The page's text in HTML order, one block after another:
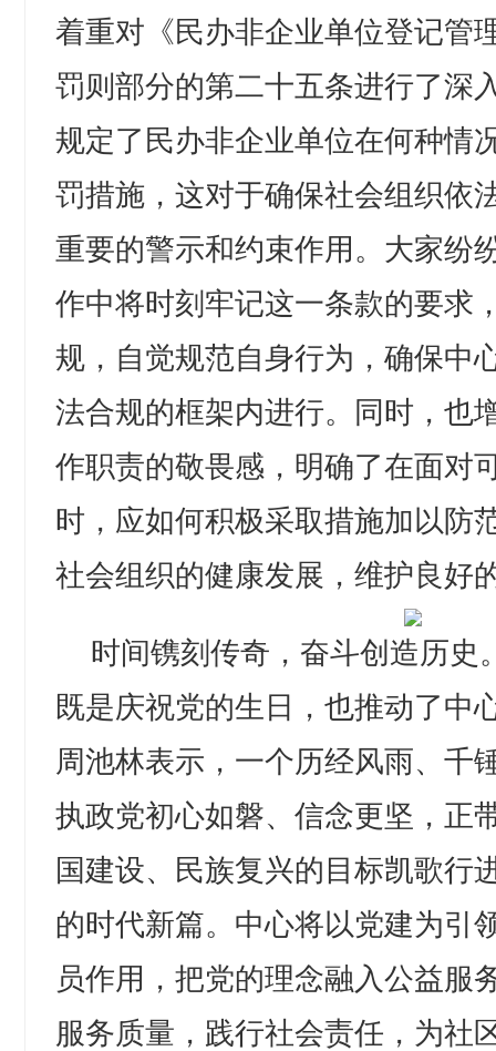
着重对《民办非企业单位登记管
罚则部分的第二十五条进行了深
规定了民办非企业单位在何种情
罚措施，这对于确保社会组织依
重要的警示和约束作用。大家纷
作中将时刻牢记这一条款的要求
规，自觉规范自身行为，确保中
法合规的框架内进行。同时，也
作职责的敬畏感，明确了在面对
时，应如何积极采取措施加以防
社会组织的健康发展，维护良好
时间镌刻传奇，奋斗创造历史
既是庆祝党的生日，也推动了中
周池林表示，一个历经风雨、千
执政党初心如磐、信念更坚，正
国建设、民族复兴的目标凯歌行
的时代新篇。中心将以党建为引
员作用，把党的理念融入公益服
服务质量，践行社会责任，为社